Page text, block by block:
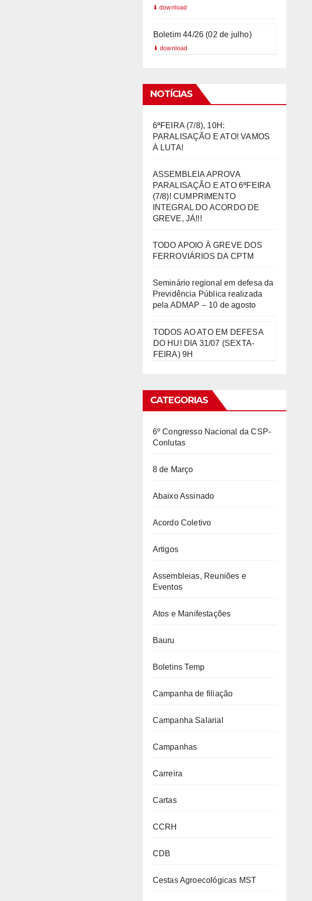
Boletim 44/26 (02 de julho)
NOTÍCIAS
6ªFEIRA (7/8), 10H:
PARALISAÇÃO E ATO! VAMOS
À LUTA!
ASSEMBLEIA APROVA
PARALISAÇÃO E ATO 6ªFEIRA
(7/8)! CUMPRIMENTO
INTEGRAL DO ACORDO DE
GREVE, JÁ!!!
TODO APOIO À GREVE DOS
FERROVIÁRIOS DA CPTM
Seminário regional em defesa da
Previdência Pública realizada
pela ADMAP – 10 de agosto
TODOS AO ATO EM DEFESA
DO HU! DIA 31/07 (SEXTA-
FEIRA) 9H
CATEGORIAS
6º Congresso Nacional da CSP-
Conlutas
8 de Março
Abaixo Assinado
Acordo Coletivo
Artigos
Assembleias, Reuniões e
Eventos
Atos e Manifestações
Bauru
Boletins Temp
Campanha de filiação
Campanha Salarial
Campanhas
Carreira
Cartas
CCRH
CDB
Cestas Agroecológicas MST